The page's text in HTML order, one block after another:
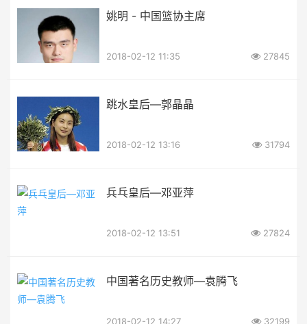
姚明 - 中国篮协主席
2018-02-12 11:35 27845
跳水皇后—郭晶晶
2018-02-12 13:16 31794
兵乓皇后—邓亚萍
2018-02-12 13:51 27824
中国著名历史教师—袁腾飞
2018-02-12 14:27 32199